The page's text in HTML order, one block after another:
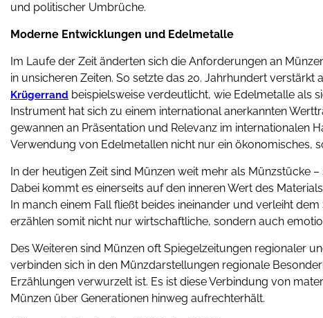
und politischer Umbrüche.
Moderne Entwicklungen und Edelmetalle
Im Laufe der Zeit änderten sich die Anforderungen an
in unsicheren Zeiten. So setzte das 20. Jahrhundert
Krügerrand beispielsweise verdeutlicht, wie Edelmetalle als
Instrument hat sich zu einem international anerkannten
gewannen an Präsentation und Relevanz im internationalen
Verwendung von Edelmetallen nicht nur ein ökonomisches,
In der heutigen Zeit sind Münzen weit mehr als Münzstücke
Dabei kommt es einerseits auf den inneren Wert des
In manch einem Fall fließt beides ineinander und verleiht
erzählen somit nicht nur wirtschaftliche, sondern auch
Des Weiteren sind Münzen oft Spiegelzeitungen regionaler
verbinden sich in den Münzdarstellungen regionale
Erzählungen verwurzelt ist. Es ist diese Verbindung von
Münzen über Generationen hinweg aufrechterhält.